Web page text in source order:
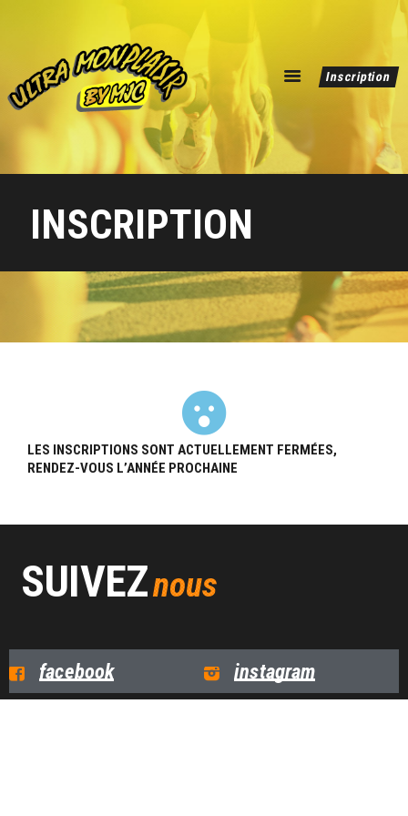
Inscription
INSCRIPTION
ULTRA MONPLAISIR BY MJC
dépassez vous !
Editions Précédentes
LES INSCRIPTIONS SONT ACTUELLEMENT FERMÉES,
RENDEZ-VOUS L’ANNÉE PROCHAINE
SUIVEZnous
facebook instagram